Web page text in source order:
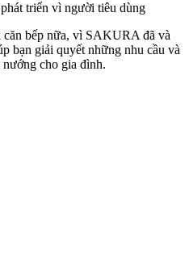
triển vì người tiêu dùng
căn bếp nữa, vì SAKURA đã và
bạn giải quyết những nhu cầu và
cho gia đình.